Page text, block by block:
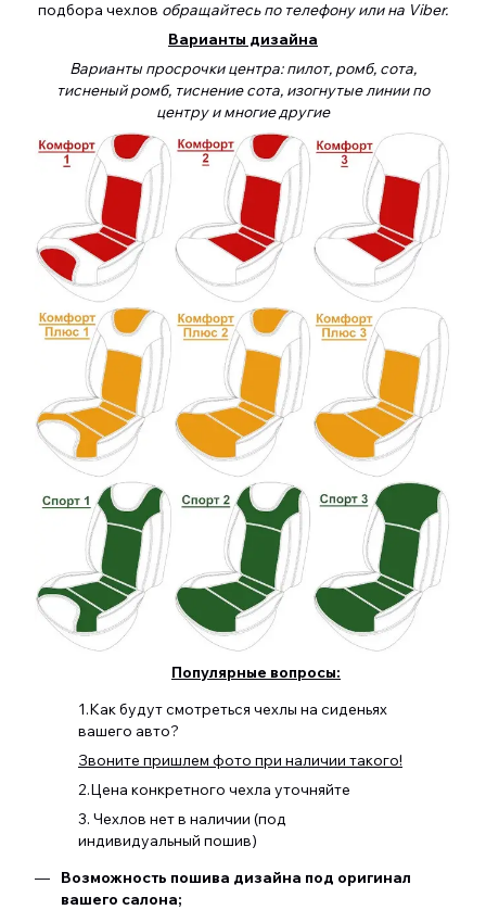
подбора чехлов обращайтесь по телефону или на Viber.
Варианты дизайна
Варианты просрочки центра: пилот, ромб, сота,
тисненый ромб, тиснение сота, изогнутые линии по
центру и многие другие
Популярные вопросы:
1.Как будут смотреться чехлы на сиденьях
вашего авто?
Звоните пришлем фото при наличии такого!
2.Цена конкретного чехла уточняйте
3. Чехлов нет в наличии (под
индивидуальный пошив)
Возможность пошива дизайна под оригинал
вашего салона;